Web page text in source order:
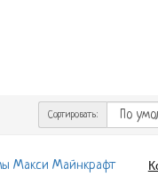
Сортировать: